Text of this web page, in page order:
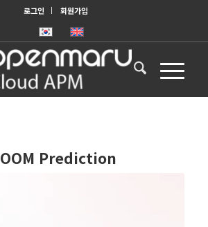
로그인 회원가입
OOM Prediction